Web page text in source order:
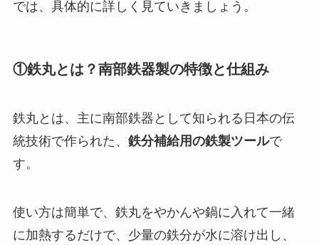
では、具体的に詳しく見ていきましょう。
①鉄丸とは？南部鉄器製の特徴と仕組み
鉄丸とは、主に南部鉄器として知られる日本の伝
統技術で作られた、 鉄分補給用の鉄製ツールで
す。
使い方は簡単で、鉄丸をやかんや鍋に入れて一緒
に加熱するだけで、少量の鉄分が水に溶け出し、